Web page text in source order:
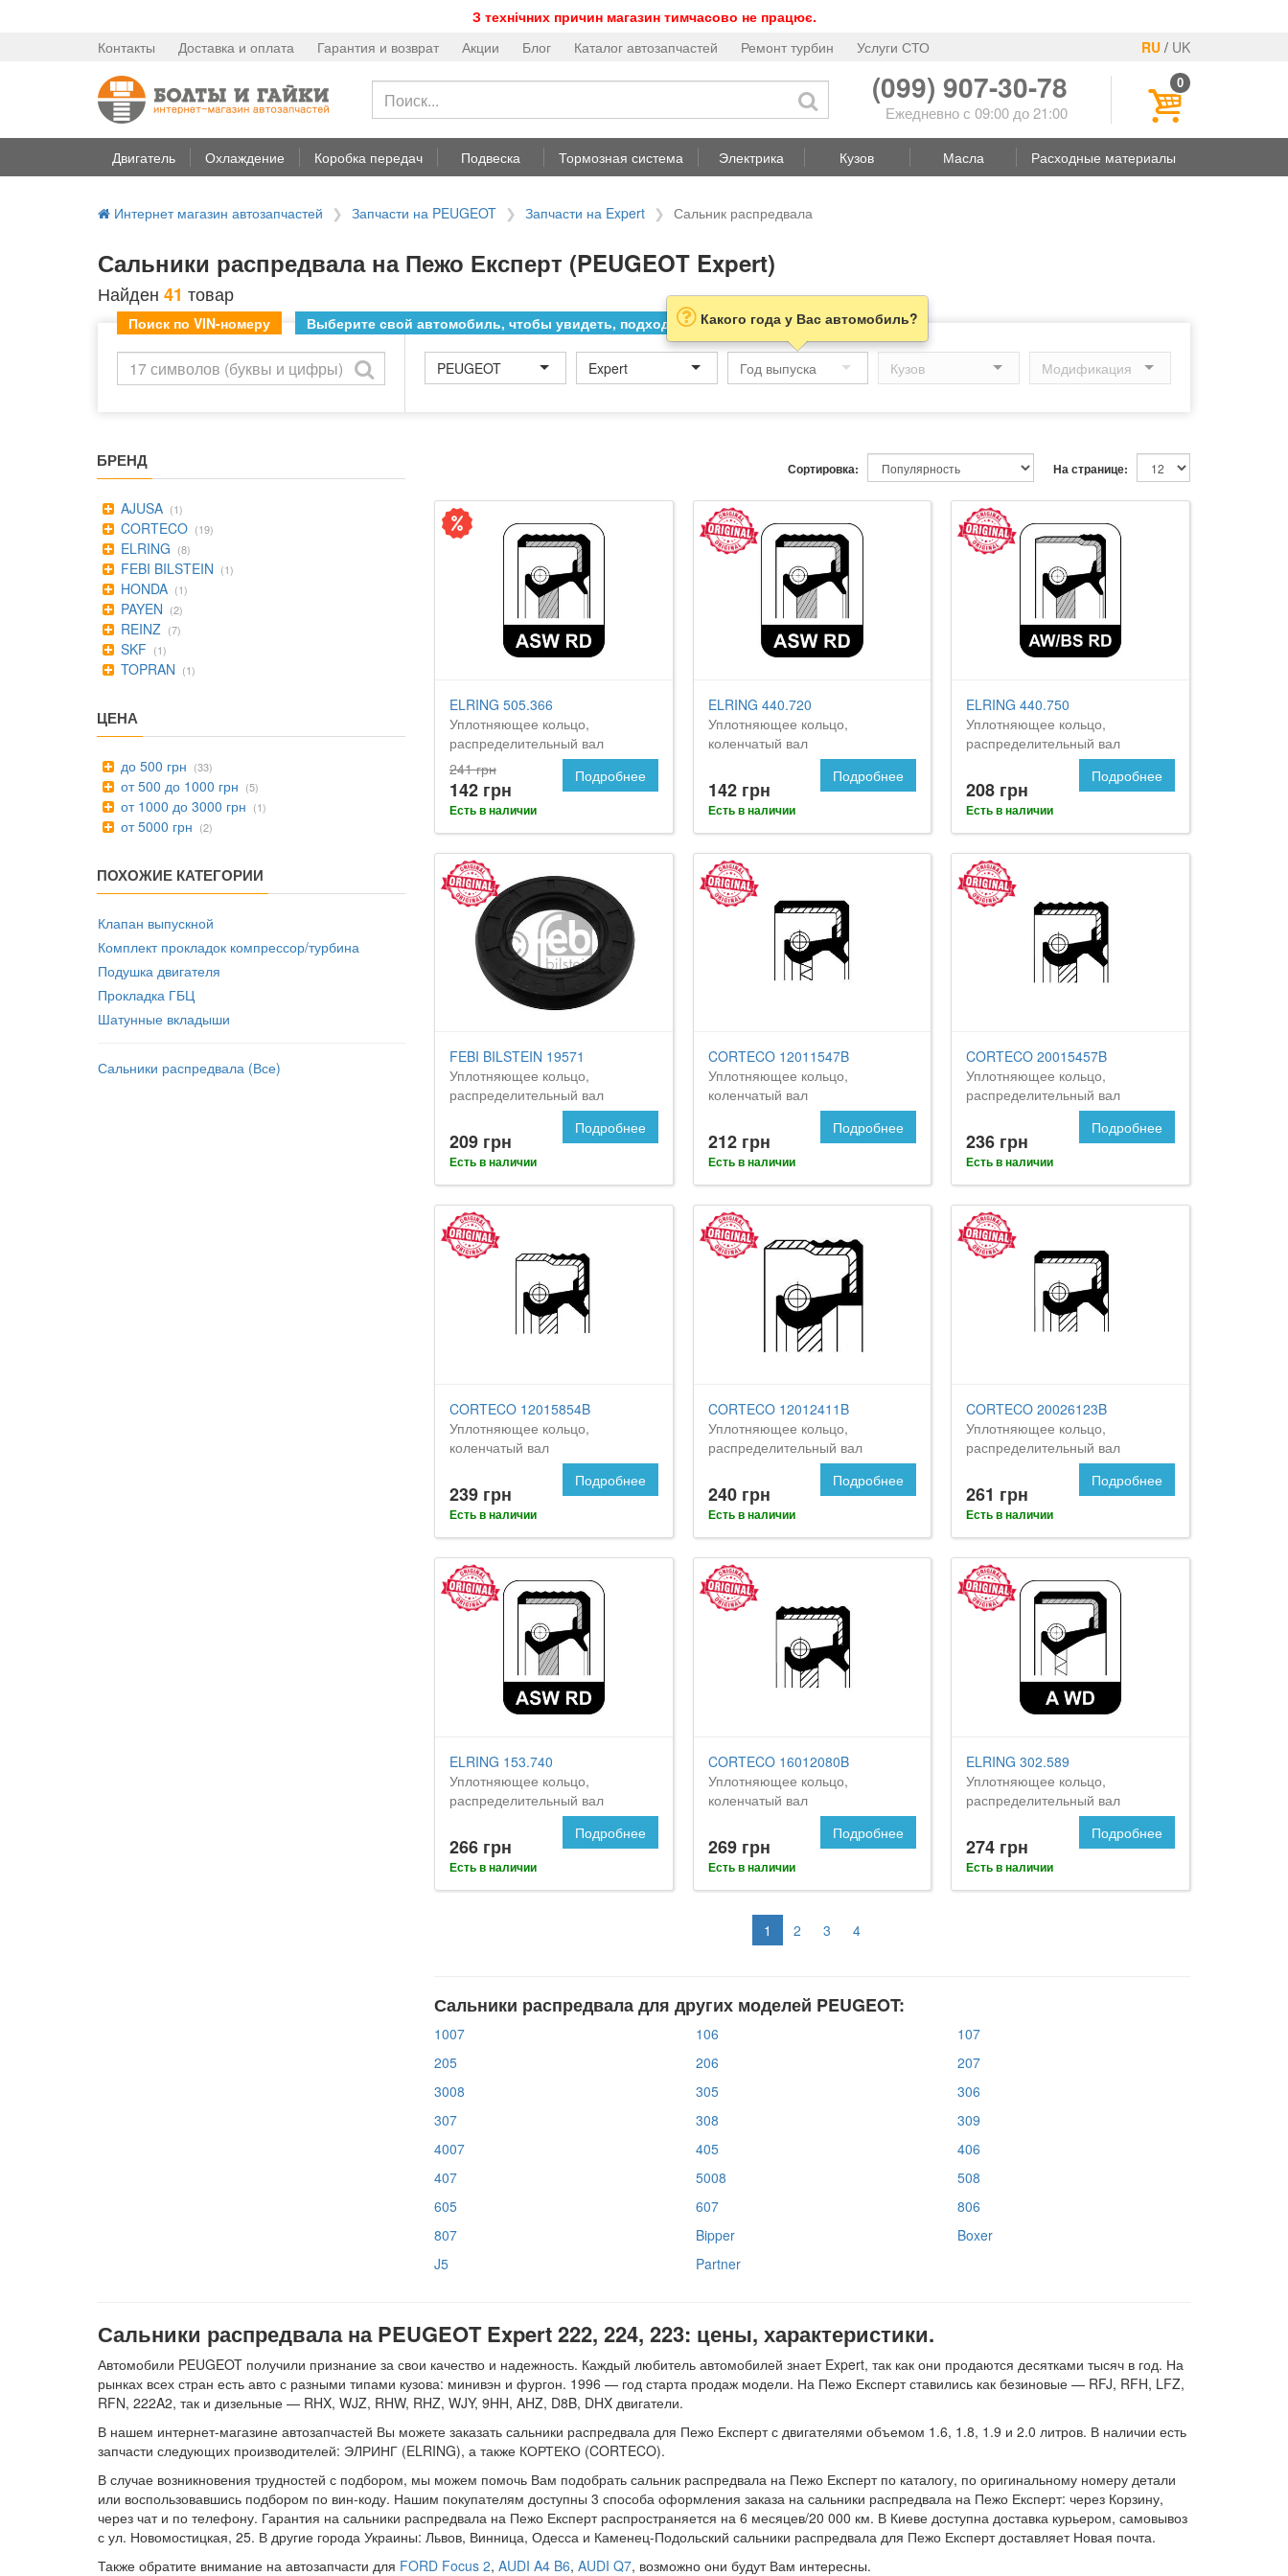
З технічних причин магазин тимчасово не працює.
RU / UK
Контакты Доставка и оплата Гарантия и возврат Акции Блог Каталог автозапчастей Ремонт турбин Услуги СТО
(099) 907-30-78
Ежедневно с 09:00 до 21:00
0
Двигатель Охлаждение Коробка передач Подвеска Тормозная система Электрика Кузов Масла Расходные материалы
Интернет магазин автозапчастей Запчасти на PEUGEOT Запчасти на Expert Сальник распредвала
Сальники распредвала на Пежо Експерт (PEUGEOT Expert)
Найден 41 товар
Поиск по VIN-номеру Выберите свой автомобиль, чтобы увидеть, подходит ли товар к нему
PEUGEOT Expert
Какого года у Вас автомобиль?
БРЕНД
AJUSA (1)
CORTECO (19)
ELRING (8)
FEBI BILSTEIN (1)
HONDA (1)
PAYEN (2)
REINZ (7)
SKF (1)
TOPRAN (1)
ЦЕНА
до 500 грн (33)
от 500 до 1000 грн (5)
от 1000 до 3000 грн (1)
от 5000 грн (2)
ПОХОЖИЕ КАТЕГОРИИ
Клапан выпускной
Комплект прокладок компрессор/турбина
Подушка двигателя
Прокладка ГБЦ
Шатунные вкладыши
Сальники распредвала (Все)
На странице:
Сортировка:
ELRING 505.366
Уплотняющее кольцо,
распределительный вал
241 грн
142 грн
Есть в наличии
Подробнее
ELRING 440.720
Уплотняющее кольцо,
коленчатый вал
142 грн
Есть в наличии
Подробнее
ELRING 440.750
Уплотняющее кольцо,
распределительный вал
208 грн
Есть в наличии
Подробнее
FEBI BILSTEIN 19571
Уплотняющее кольцо,
распределительный вал
209 грн
Есть в наличии
Подробнее
CORTECO 12011547B
Уплотняющее кольцо,
коленчатый вал
212 грн
Есть в наличии
Подробнее
CORTECO 20015457B
Уплотняющее кольцо,
распределительный вал
236 грн
Есть в наличии
Подробнее
CORTECO 12015854B
Уплотняющее кольцо,
коленчатый вал
239 грн
Есть в наличии
Подробнее
CORTECO 12012411B
Уплотняющее кольцо,
распределительный вал
240 грн
Есть в наличии
Подробнее
CORTECO 20026123B
Уплотняющее кольцо,
распределительный вал
261 грн
Есть в наличии
Подробнее
ELRING 153.740
Уплотняющее кольцо,
распределительный вал
266 грн
Есть в наличии
Подробнее
CORTECO 16012080B
Уплотняющее кольцо,
коленчатый вал
269 грн
Есть в наличии
Подробнее
ELRING 302.589
Уплотняющее кольцо,
распределительный вал
274 грн
Есть в наличии
Подробнее
1 2 3 4
Сальники распредвала для других моделей PEUGEOT:
1007 106
107
205
206
207
3008
305
306
307
308
309
4007
405
406
407
5008
508
605
607
806
807
Bipper
Boxer
J5
Partner
Сальники распредвала на PEUGEOT Expert 222, 224, 223: цены, характеристики.
Автомобили PEUGEOT получили признание за свои качество и надежность. Каждый любитель автомобилей знает Expert, так как они продаются десятками тысяч в год. На
рынках всех стран есть авто с разными типами кузова: минивэн и фургон. 1996 — год старта продаж модели. На Пежо Експерт ставились как безиновые — RFJ, RFH, LFZ,
RFN, 222A2, так и дизельные — RHX, WJZ, RHW, RHZ, WJY, 9HH, AHZ, D8B, DHX двигатели.
В нашем интернет-магазине автозапчастей Вы можете заказать сальники распредвала для Пежо Експерт с двигателями объемом 1.6, 1.8, 1.9 и 2.0 литров. В наличии есть
запчасти следующих производителей: ЭЛРИНГ (ELRING), а также КОРТЕКО (CORTECO).
В случае возникновения трудностей с подбором, мы можем помочь Вам подобрать сальник распредвала на Пежо Експерт по каталогу, по оригинальному номеру детали
или воспользовавшись подбором по вин-коду. Нашим покупателям доступны 3 способа оформления заказа на сальники распредвала на Пежо Експерт: через Корзину,
через чат и по телефону. Гарантия на сальники распредвала на Пежо Експерт распространяется на 6 месяцев/20 000 км. В Киеве доступна доставка курьером, самовывоз
с ул. Новомостицкая, 25. В другие города Украины: Львов, Винница, Одесса и Каменец-Подольский сальники распредвала для Пежо Експерт доставляет Новая почта.
Также обратите внимание на автозапчасти для FORD Focus 2, AUDI A4 B6, AUDI Q7, возможно они будут Вам интересны.